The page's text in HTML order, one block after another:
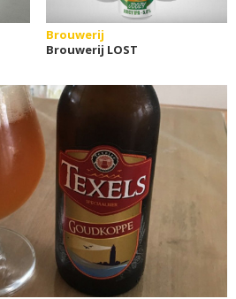
Brouwerij
Brouwerij LOST